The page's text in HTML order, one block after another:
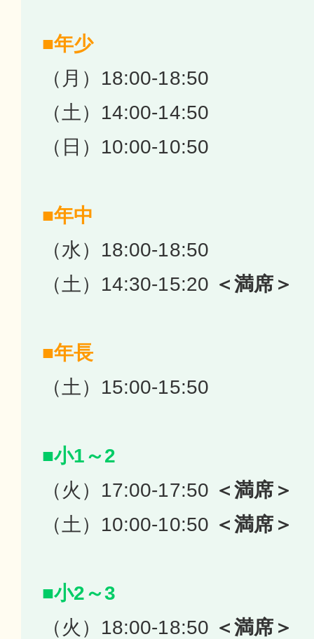
■年少
（月）18:00-18:50
（土）14:00-14:50
（日）10:00-10:50
■年中
（水）18:00-18:50
（土）14:30-15:20 ＜満席＞
■年長
（土）15:00-15:50
■小1～2
（火）17:00-17:50 ＜満席＞
（土）10:00-10:50 ＜満席＞
■小2～3
（火）18:00-18:50 ＜満席＞